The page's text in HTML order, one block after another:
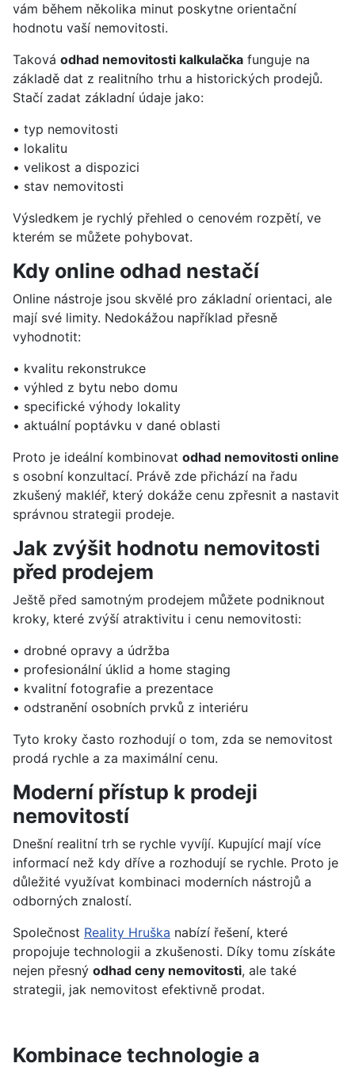
vám během několika minut poskytne orientační
hodnotu vaší nemovitosti.
Taková odhad nemovitosti kalkulačka funguje na
základě dat z realitního trhu a historických prodejů.
Stačí zadat základní údaje jako:
• typ nemovitosti
• lokalitu
• velikost a dispozici
• stav nemovitosti
Výsledkem je rychlý přehled o cenovém rozpětí, ve
kterém se můžete pohybovat.
Kdy online odhad nestačí
Online nástroje jsou skvělé pro základní orientaci, ale
mají své limity. Nedokážou například přesně
vyhodnotit:
• kvalitu rekonstrukce
• výhled z bytu nebo domu
• specifické výhody lokality
• aktuální poptávku v dané oblasti
Proto je ideální kombinovat odhad nemovitosti online
s osobní konzultací. Právě zde přichází na řadu
zkušený makléř, který dokáže cenu zpřesnit a nastavit
správnou strategii prodeje.
Jak zvýšit hodnotu nemovitosti
před prodejem
Ještě před samotným prodejem můžete podniknout
kroky, které zvýší atraktivitu i cenu nemovitosti:
• drobné opravy a údržba
• profesionální úklid a home staging
• kvalitní fotografie a prezentace
• odstranění osobních prvků z interiéru
Tyto kroky často rozhodují o tom, zda se nemovitost
prodá rychle a za maximální cenu.
Moderní přístup k prodeji
nemovitostí
Dnešní realitní trh se rychle vyvíjí. Kupující mají více
informací než kdy dříve a rozhodují se rychle. Proto je
důležité využívat kombinaci moderních nástrojů a
odborných znalostí.
Společnost Reality Hruška nabízí řešení, které
propojuje technologii a zkušenosti. Díky tomu získáte
nejen přesný odhad ceny nemovitosti, ale také
strategii, jak nemovitost efektivně prodat.
Kombinace technologie a